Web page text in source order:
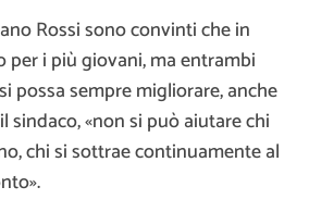
Rossi sono convinti che in
per i più giovani, ma entrambi
possa sempre migliorare, anche
sindaco, «non si può aiutare chi
chi si sottrae continuamente al